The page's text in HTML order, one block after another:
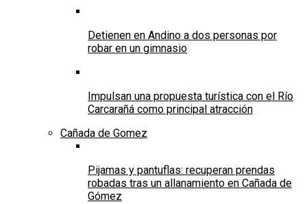
Detienen en Andino a dos personas por
robar en un gimnasio
Impulsan una propuesta turística con el Río
Carcarañá como principal atracción
Cañada de Gomez
Pijamas y pantuflas: recuperan prendas
robadas tras un allanamiento en Cañada de
Gómez